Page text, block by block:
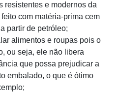
resistentes e modernos da
com matéria-prima cem
partir de petróleo;
alimentos e roupas pois o
ou seja, ele não libera
que possa prejudicar a
embalado, o que é ótimo